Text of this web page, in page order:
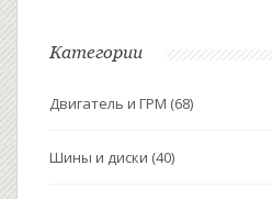
Категории
Двигатель и ГРМ (68)
Шины и диски (40)